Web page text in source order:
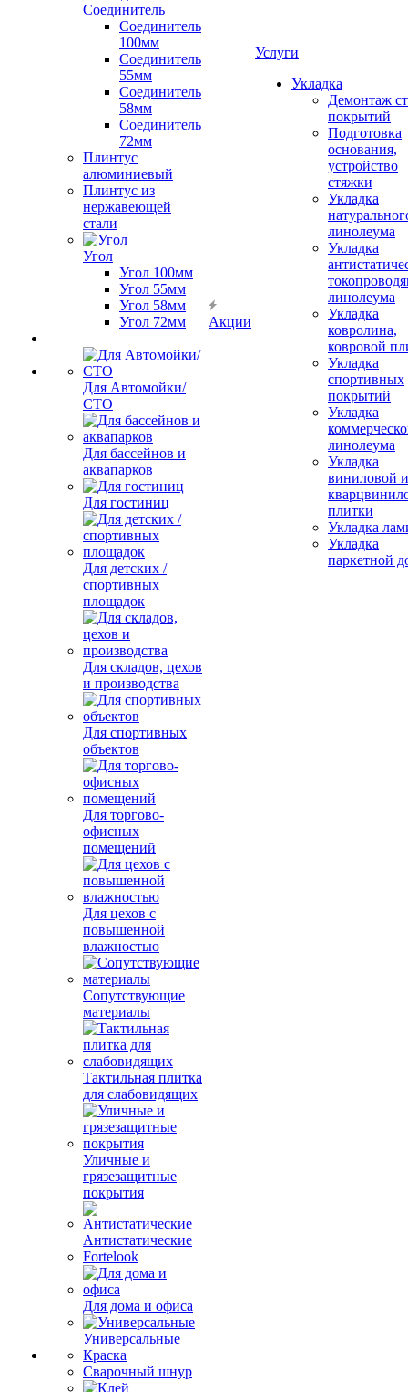
Соединитель
Соединитель
100мм
Соединитель
55мм
Соединитель
58мм
Соединитель
72мм
Плинтус
алюминиевый
Плинтус из
нержавеющей
стали
Угол
Угол 100мм
Угол 55мм
Угол 58мм
Угол 72мм
Для Автомойки/
СТО
Для бассейнов и
аквапарков
Для гостиниц
Для детских /
спортивных
площадок
Для складов, цехов
и производства
Для спортивных
объектов
Для торгово-
офисных
помещений
Для цехов с
повышенной
влажностью
Сопутствующие
материалы
Тактильная плитка
для слабовидящих
Уличные и
грязезащитные
покрытия
Антистатические
Fortelook
Для дома и офиса
Универсальные
Краска
Сварочный шнур
Акции
Услуги
Укладка
Демонтаж
покрытий
Подготовка
основания,
устройство
стяжки
Укладка
линолеума
Укладка
линолеума
Укладка
ковролина,
ковровой
Укладка
спортивных
покрытий
Укладка
линолеума
Укладка
виниловой и
плитки
Укладка
Укладка
паркетной